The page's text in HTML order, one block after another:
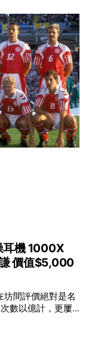
耳機 1000X
價值$5,000
坊間評價絕對是名
數以億計，更屢獲
。